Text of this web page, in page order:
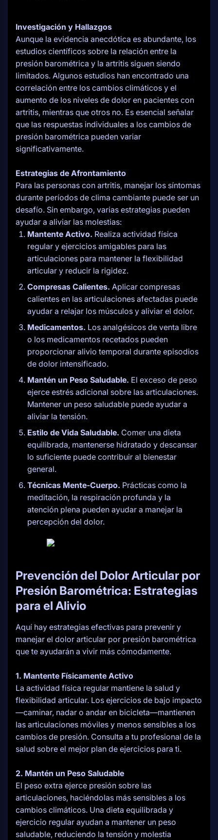
Investigación y Hallazgos
Aunque la evidencia anecdótica es abundante, los
estudios científicos sobre la relación entre la
presión barométrica y la artritis siguen siendo
limitados. Algunos estudios han encontrado una
correlación entre los cambios climáticos y el
aumento de los niveles de dolor en pacientes con
artritis, mientras que otros no. Es esencial señalar
que las respuestas individuales a los cambios de
presión barométrica pueden variar
significativamente.
Estrategias de Afrontamiento
Para las personas con artritis, manejar los síntomas
durante períodos de clima cambiante puede ser un
desafío. Sin embargo, varias estrategias pueden
ayudar a aliviar las molestias:
Mantente Activo. Realiza actividad física
regular y ejercicios amigables para las
articulaciones para mantener la flexibilidad
articular y reducir la rigidez.
Compresas Calientes. Aplicar compresas
calientes en las articulaciones afectadas puede
ayudar a relajar los músculos y aliviar el dolor.
Medicamentos. Los analgésicos de venta libre
o los medicamentos recetados pueden
proporcionar alivio temporal durante episodios
de dolor intensificado.
Mantén un Peso Saludable. El exceso de peso
ejerce estrés adicional sobre las articulaciones.
Mantener un peso saludable puede ayudar a
aliviar la tensión.
Estilo de Vida Saludable. Comer una dieta
equilibrada, mantenerse hidratado y descansar
lo suficiente puede contribuir al bienestar
general.
Técnicas Mente-Cuerpo. Prácticas como la
meditación, la respiración profunda y la
atención plena pueden ayudar a manejar la
percepción del dolor.
Prevención del Dolor Articular por
Presión Barométrica: Estrategias
para el Alivio
Aquí hay estrategias efectivas para prevenir y
manejar el dolor articular por presión barométrica
que te ayudarán a vivir más cómodamente.
1. Mantente Físicamente Activo
La actividad física regular mantiene la salud y
flexibilidad articular. Los ejercicios de bajo impacto
—caminar, nadar o andar en bicicleta—mantienen
las articulaciones móviles y menos sensibles a los
cambios de presión. Consulta a tu profesional de la
salud sobre el mejor plan de ejercicios para ti.
2. Mantén un Peso Saludable
El peso extra ejerce presión sobre las
articulaciones, haciéndolas más sensibles a los
cambios climáticos. Una dieta equilibrada y
ejercicio regular ayudan a mantener un peso
saludable, reduciendo la tensión y molestia